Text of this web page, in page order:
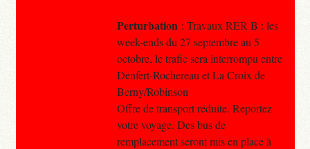
Perturbation : Travaux RER B : les
week-ends du 27 septembre au 5
octobre, le trafic sera interrompu entre
Denfert-Rochereau et La Croix de
Berny/Robinson
Offre de transport réduite. Reportez
votre voyage. Des bus de
remplacement seront mis en place à